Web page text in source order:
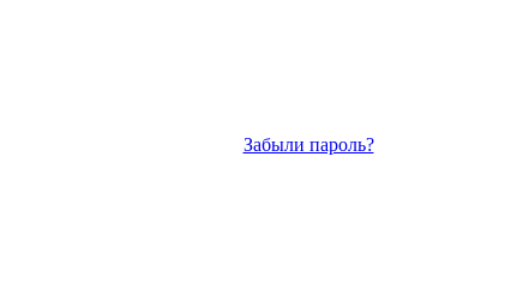
Забыли пароль?